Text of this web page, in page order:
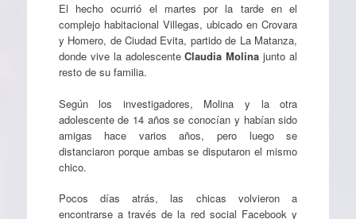
El hecho ocurrió el martes por la tarde en el
complejo habitacional Villegas, ubicado en Crovara
y Homero, de Ciudad Evita, partido de La Matanza,
donde vive la adolescenteClaudia Molina junto al
resto de su familia.
Según los investigadores, Molina y la otra
adolescente de 14 años se conocían y habían sido
amigas hace varios años, pero luego se
distanciaron porque ambas se disputaron el mismo
chico.
Pocos días atrás, las chicas volvieron a
encontrarse a través de la red social Facebook y